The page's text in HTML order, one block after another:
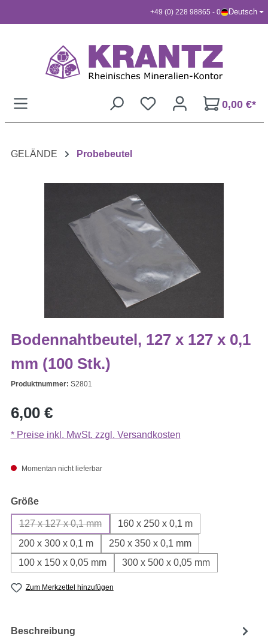
+49 (0) 228 98865 - 0 Deutsch
0,00 €*
GELÄNDE Probebeutel
Bodennahtbeutel, 127 x 127 x 0,1
mm (100 Stk.)
Produktnummer: S2801
Regulärer Preis:
6,00 €
* Preise inkl. MwSt. zzgl. Versandkosten
Momentan nicht lieferbar
Größeauswählen
127 x 127 x 0,1 mm
(Diese Option ist zurzeit nicht verfügbar.)
160 x 250 x 0,1 m
200 x 300 x 0,1 m
250 x 350 x 0,1 mm
100 x 150 x 0,05 mm
300 x 500 x 0,05 mm
Zum Merkzettel hinzufügen
Beschreibung